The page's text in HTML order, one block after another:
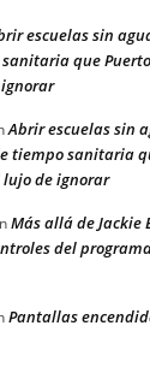
escuelas sin
que
Abrir escuelas sin
tiempo sanitaria
lujo de ignorar
Más allá de Jackie
del
Pantallas